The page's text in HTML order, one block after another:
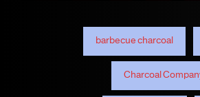
barbecue charcoal
Charcoal